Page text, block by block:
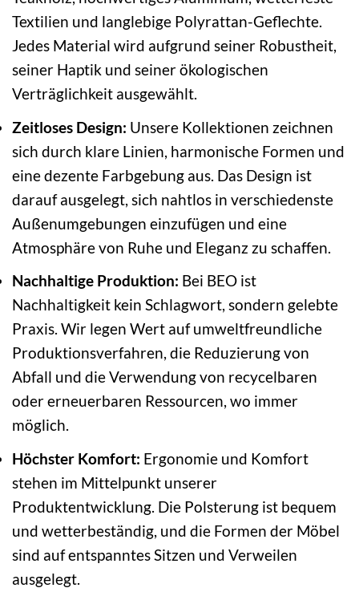
Textilien und langlebige Polyrattan-Geflechte.
Jedes Material wird aufgrund seiner Robustheit,
seiner Haptik und seiner ökologischen
Verträglichkeit ausgewählt.
Zeitloses Design: Unsere Kollektionen zeichnen
sich durch klare Linien, harmonische Formen und
eine dezente Farbgebung aus. Das Design ist
darauf ausgelegt, sich nahtlos in verschiedenste
Außenumgebungen einzufügen und eine
Atmosphäre von Ruhe und Eleganz zu schaffen.
Nachhaltige Produktion: Bei BEO ist
Nachhaltigkeit kein Schlagwort, sondern gelebte
Praxis. Wir legen Wert auf umweltfreundliche
Produktionsverfahren, die Reduzierung von
Abfall und die Verwendung von recycelbaren
oder erneuerbaren Ressourcen, wo immer
möglich.
Höchster Komfort: Ergonomie und Komfort
stehen im Mittelpunkt unserer
Produktentwicklung. Die Polsterung ist bequem
und wetterbeständig, und die Formen der Möbel
sind auf entspanntes Sitzen und Verweilen
ausgelegt.